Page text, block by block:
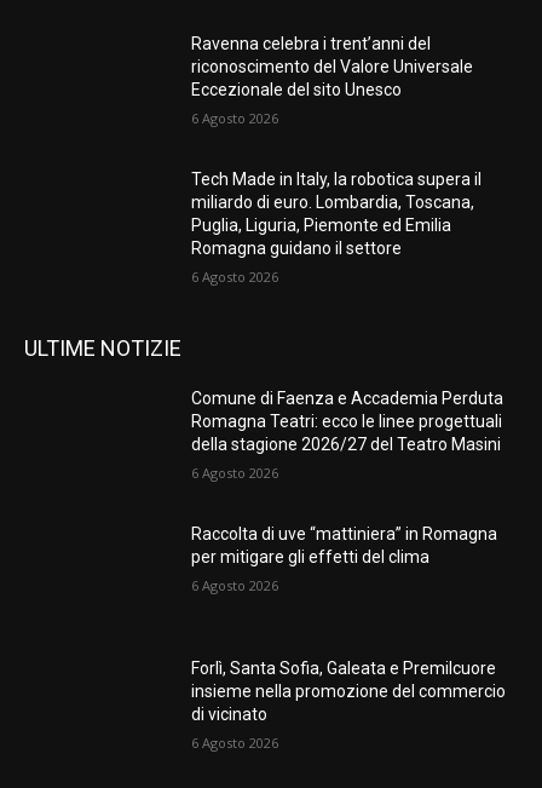
Ravenna celebra i trent’anni del
riconoscimento del Valore Universale
Eccezionale del sito Unesco
6 Agosto 2026
Tech Made in Italy, la robotica supera il
miliardo di euro. Lombardia, Toscana,
Puglia, Liguria, Piemonte ed Emilia
Romagna guidano il settore
6 Agosto 2026
ULTIME NOTIZIE
Comune di Faenza e Accademia Perduta
Romagna Teatri: ecco le linee progettuali
della stagione 2026/27 del Teatro Masini
6 Agosto 2026
Raccolta di uve “mattiniera” in Romagna
per mitigare gli effetti del clima
6 Agosto 2026
Forlì, Santa Sofia, Galeata e Premilcuore
insieme nella promozione del commercio
di vicinato
6 Agosto 2026